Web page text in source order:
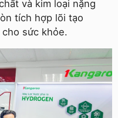
và kim loại nặng
tích hợp lõi tạo
sức khỏe.